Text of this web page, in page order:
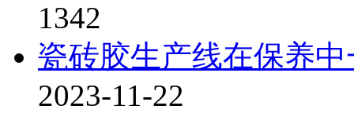
1342
瓷砖胶生产线在保养
2023-11-22